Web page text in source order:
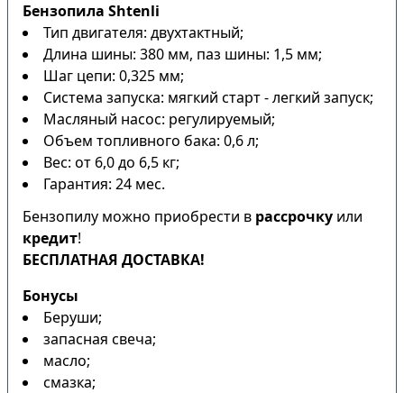
Бензопила Shtenli
Тип двигателя: двухтактный;
Длина шины: 380 мм, паз шины: 1,5 мм;
Шаг цепи: 0,325 мм;
Система запуска: мягкий старт - легкий запуск;
Масляный насос: регулируемый;
Объем топливного бака: 0,6 л;
Вес: от 6,0 до 6,5 кг;
Гарантия: 24 мес.
Бензопилу можно приобрести в рассрочку или
кредит!
БЕСПЛАТНАЯ ДОСТАВКА!
Бонусы
Беруши;
запасная свеча;
масло;
смазка;